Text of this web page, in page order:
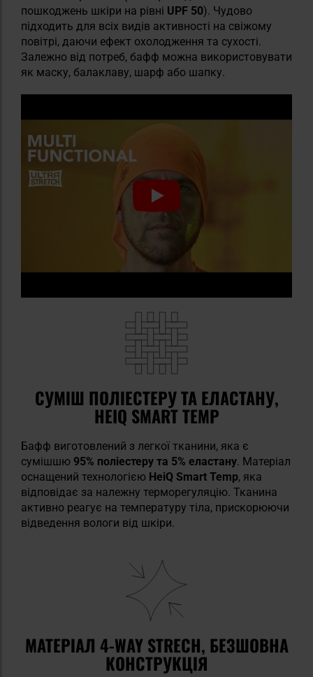
пошкоджень шкіри на рівні UPF 50). Чудово
підходить для всіх видів активності на свіжому
повітрі, даючи ефект охолодження та сухості.
Залежно від потреб, бафф можна використовувати
як маску, балаклаву, шарф або шапку.
СУМІШ ПОЛІЕСТЕРУ ТА ЕЛАСТАНУ,
HEIQ SMART TEMP
Бафф виготовлений з легкої тканини, яка є
сумішшю 95% поліестеру та 5% еластану. Матеріал
оснащений технологією HeiQ Smart Temp, яка
відповідає за належну терморегуляцію. Тканина
активно реагує на температуру тіла, прискорюючи
відведення вологи від шкіри.
МАТЕРІАЛ 4-WAY STRECH, БЕЗШОВНА
КОНСТРУКЦІЯ